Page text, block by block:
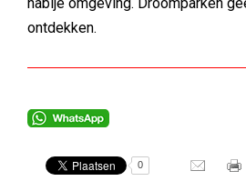
ontdekken.
0